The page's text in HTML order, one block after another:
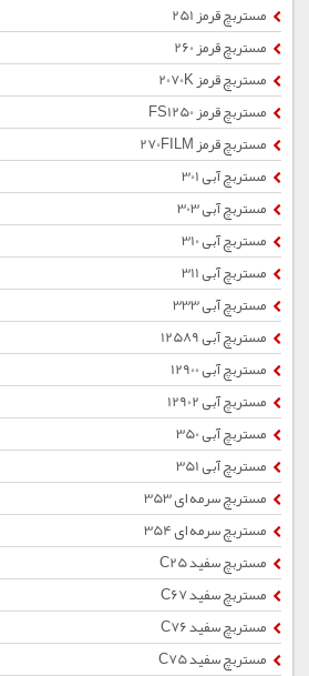
مستربچ قرمز 251
مستربچ قرمز 260
مستربچ قرمز 2070K
مستربچ قرمز FS1250
مستربچ قرمز 270FILM
مستربچ آبی 301
مستربچ آبی 303
مستربچ آبی 310
مستربچ آبی 311
مستربچ آبی 333
مستربچ آبی 12589
مستربچ آبی 12900
مستربچ آبی 12902
مستربچ آبی 350
مستربچ آبی 351
مستربچ سرمه ای 353
مستربچ سرمه ای 354
مستربچ سفید C25
مستربچ سفید C67
مستربچ سفید C76
مستربچ سفید C75